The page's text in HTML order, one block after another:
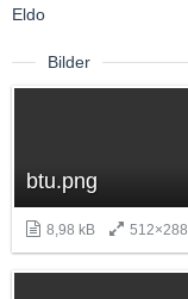
Eldo
Bilder
btu.png
8,98 kB 512×288